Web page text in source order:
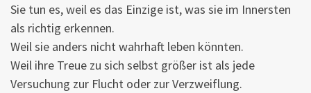
Sie tun es, weil es das Einzige ist, was sie im Innersten
als richtig erkennen.
Weil sie anders nicht wahrhaft leben könnten.
Weil ihre Treue zu sich selbst größer ist als jede
Versuchung zur Flucht oder zur Verzweiflung.